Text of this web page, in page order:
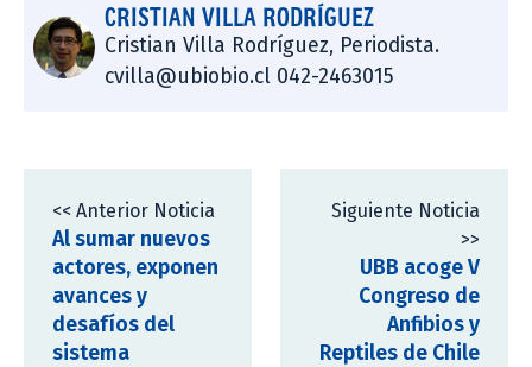
CRISTIAN VILLA RODRÍGUEZ
Cristian Villa Rodríguez, Periodista.
cvilla@ubiobio.cl 042-2463015
<< Anterior Noticia
Al sumar nuevos
actores, exponen
avances y
desafíos del
sistema
Siguiente Noticia
>>
UBB acoge V
Congreso de
Anfibios y
Reptiles de Chile